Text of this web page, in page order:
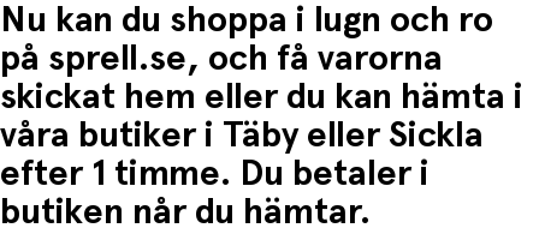
Designad och tillverkad i Danmark
Specifikationer:
Antal i förpackningen: 2 nappar
Material:Sköld i livsmedelsgodkänd PP-plast, napp
i naturlig latex
Nu kan du shoppa i lugn och ro
på sprell.se, och få varorna
skickat hem eller du kan hämta i
våra butiker i Täby eller Sickla
efter 1 timme. Du betaler i
butiken når du hämtar.